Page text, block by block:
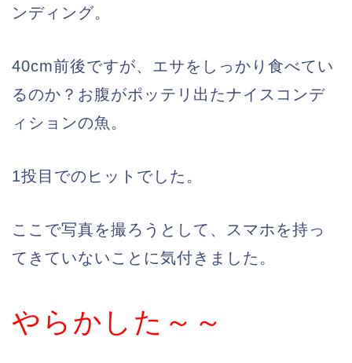
ンディング。
40cm前後ですが、エサをしっかり食べてい
るのか？お腹がポッテリ出たナイスコンデ
ィションの魚。
1投目でのヒットでした。
ここで写真を撮ろうとして、スマホを持っ
てきていないことに気付きました。
やらかした～～